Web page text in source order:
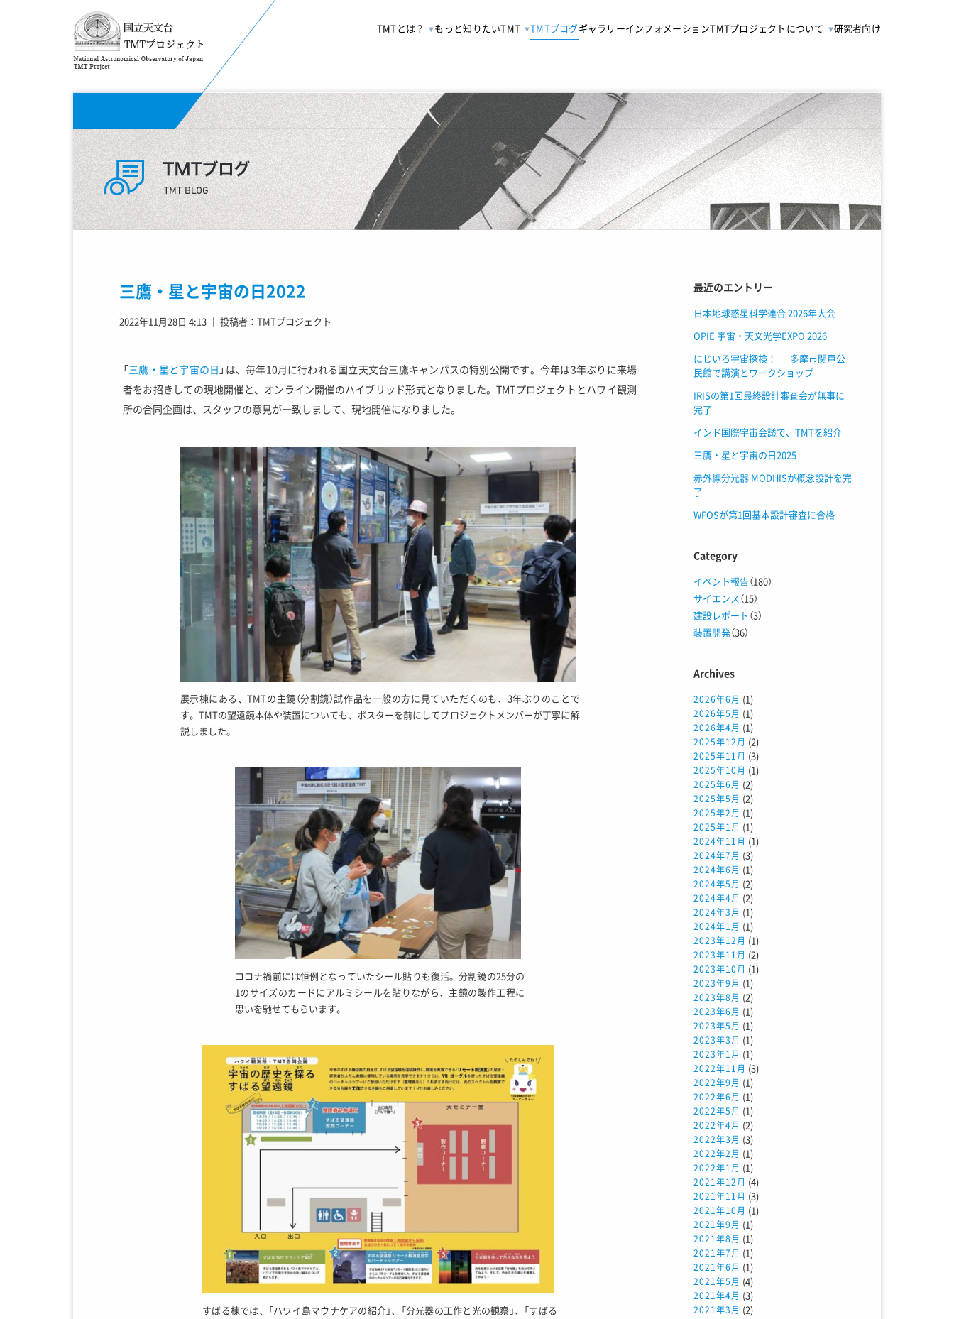
TMTとは？ もっと知りたいTMT TMTブログギャラリーインフォメーションTMTプロジェクトについて 研究者向け
三鷹・星と宇宙の日2022
2022年11月28日 4:13 │ 投稿者：TMTプロジェクト
「三鷹・星と宇宙の日 」は、毎年10月に行われる国立天文台三鷹キャンパスの特別公開です。今年は3年ぶりに来場
者をお招きしての現地開催と、オンライン開催のハイブリッド形式となりました。TMTプロジェクトとハワイ観測
所の合同企画は、スタッフの意見が一致しまして、現地開催になりました。
展示棟にある、TMTの主鏡（分割鏡）試作品を一般の方に見ていただくのも、3年ぶりのことで
す。TMTの望遠鏡本体や装置についても、ポスターを前にしてプロジェクトメンバーが丁寧に解
説しました。
コロナ禍前には恒例となっていたシール貼りも復活。分割鏡の25分の
1のサイズのカードにアルミシールを貼りながら、主鏡の製作工程に
思いを馳せてもらいます。
すばる棟では、「ハワイ島マウナケアの紹介」、「分光器の工作と光の観察」、「すばる
最近のエントリー
日本地球惑星科学連合 2026年大会
OPIE 宇宙・天文光学EXPO 2026
にじいろ宇宙探検！ ― 多摩市関戸公
民館で講演とワークショップ
IRISの第1回最終設計審査会が無事に
完了
インド国際宇宙会議で、TMTを紹介
三鷹・星と宇宙の日2025
赤外線分光器 MODHISが概念設計を完
了
WFOSが第1回基本設計審査に合格
Category
イベント報告（180）
サイエンス （15）
建設レポート （3）
装置開発（36）
Archives
2026年6月 (1)
2026年5月 (1)
2026年4月 (1)
2025年12月 (2)
2025年11月 (3)
2025年10月 (1)
2025年6月 (2)
2025年5月 (2)
2025年2月 (1)
2025年1月 (1)
2024年11月 (1)
2024年7月 (3)
2024年6月 (1)
2024年5月 (2)
2024年4月 (2)
2024年3月 (1)
2024年1月 (1)
2023年12月 (1)
2023年11月 (2)
2023年10月 (1)
2023年9月 (1)
2023年8月 (2)
2023年6月 (1)
2023年5月 (1)
2023年3月 (1)
2023年1月 (1)
2022年11月 (3)
2022年9月 (1)
2022年6月 (1)
2022年5月 (1)
2022年4月 (2)
2022年3月 (3)
2022年2月 (1)
2022年1月 (1)
2021年12月 (4)
2021年11月 (3)
2021年10月 (1)
2021年9月 (1)
2021年8月 (1)
2021年7月 (1)
2021年6月 (1)
2021年5月 (4)
2021年4月 (3)
2021年3月 (2)